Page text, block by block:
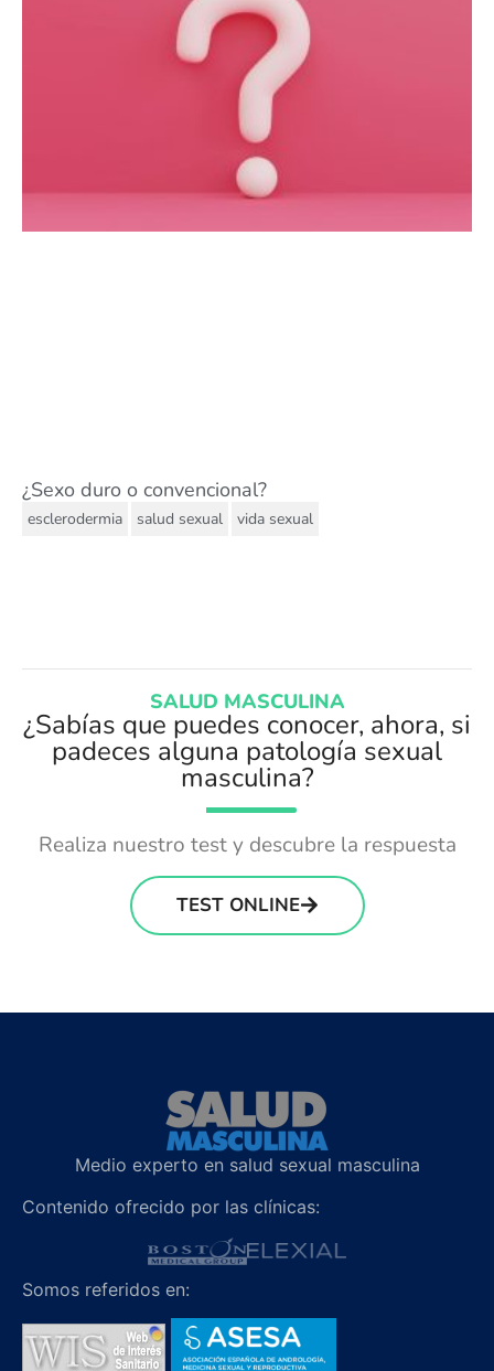
¿Sexo duro o convencional?
esclerodermia salud sexual vida sexual
SALUD MASCULINA
¿Sabías que puedes conocer, ahora, si
padeces alguna patología sexual
masculina?
Realiza nuestro test y descubre la respuesta
TEST ONLINE
Medio experto en salud sexual masculina
Contenido ofrecido por las clínicas:
Somos referidos en: